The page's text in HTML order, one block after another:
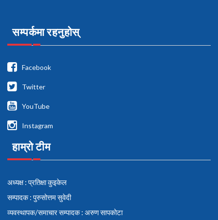
सम्पर्कमा रहनुहोस्
Facebook
Twitter
YouTube
Instagram
हाम्रो टीम
अध्यक्ष : प्रतिक्षा कुइकेल
सम्पादक : पुरुसोत्तम सुवेदी
व्यवस्थापक/समाचार सम्पादक : अरुण सापकोटा